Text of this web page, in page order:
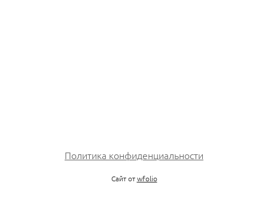
Политика конфиденциальности
Сайт отwfolio